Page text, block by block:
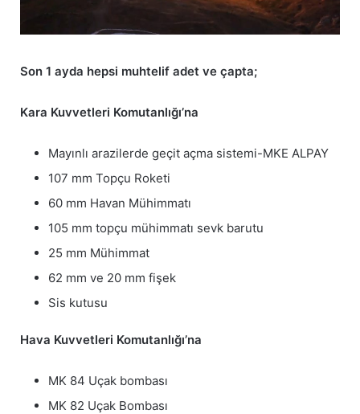
Son 1 ayda hepsi muhtelif adet ve çapta;
Kara Kuvvetleri Komutanlığı’na
Mayınlı arazilerde geçit açma sistemi-MKE ALPAY
107 mm Topçu Roketi
60 mm Havan Mühimmatı
105 mm topçu mühimmatı sevk barutu
25 mm Mühimmat
62 mm ve 20 mm fişek
Sis kutusu
Hava Kuvvetleri Komutanlığı’na
MK 84 Uçak bombası
MK 82 Uçak Bombası